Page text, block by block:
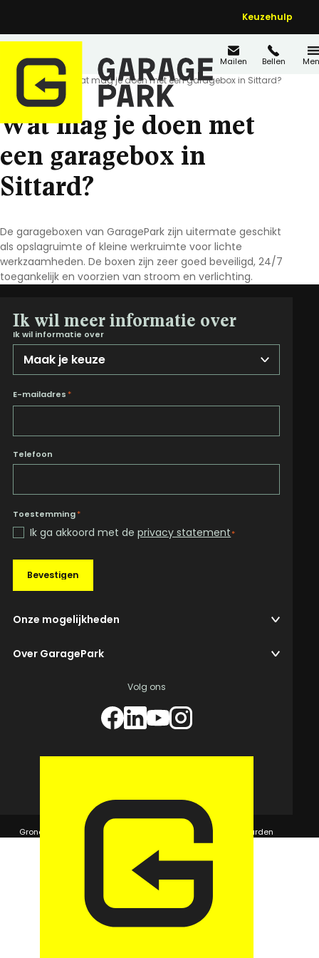
Keuzehulp
Mailen Bellen
FAQ's Wat mag je doen met een garagebox in Sittard?
Wat mag je doen met
een garagebox in
Sittard?
De garageboxen van GaragePark zijn uitermate geschikt
als opslagruimte of kleine werkruimte voor lichte
werkzaamheden. De boxen zijn zeer goed beveiligd, 24/7
toegankelijk en voorzien van stroom en verlichting.
Ik wil meer informatie over
Ik wil informatie over
E-mailadres *
Telefoon
Toestemming*
Ik ga akkoord met deprivacy statement*
Bevestigen
Onze mogelijkheden
Over GaragePark
Volg ons
© 2026 GaragePark.
Grondposities
365Beheer & GaragePark Algemene voorwaarden